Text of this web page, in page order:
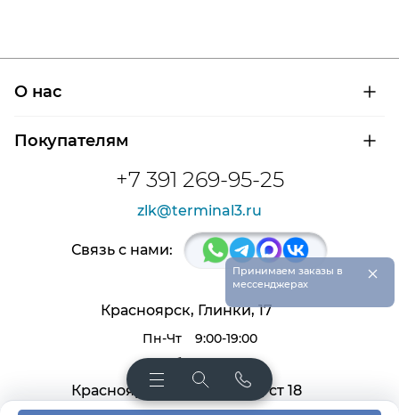
+7 391 269-95-25
zlk@terminal3.ru
О нас
Сертификаты на продукцию
Покупателям
Доставка и оплата
Расшифровка маркировки подшипников
Связь с нами:
Красноярск, Глинки, 17
Пн-Чт
9:00-19:00
Пт, Сб
9:00-18:00
Красноярск, Крас. раб. 27, ст 18
Принимаем заказы в
мессенджерах
×